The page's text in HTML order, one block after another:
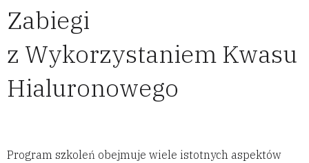
Zabiegi
z Wykorzystaniem Kwasu
Hialuronowego
Program szkoleń obejmuje wiele istotnych aspektów